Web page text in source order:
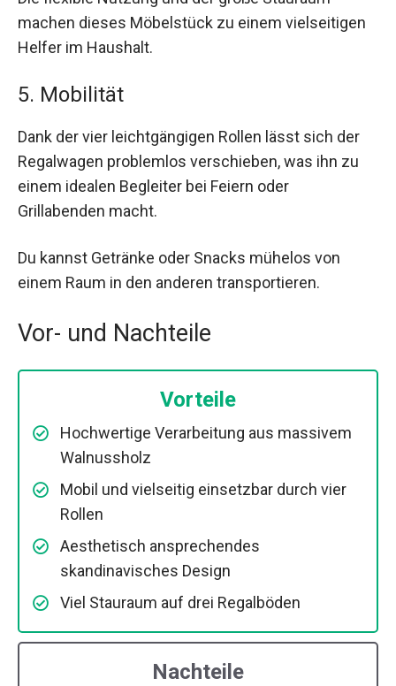
machen dieses Möbelstück zu einem vielseitigen
Helfer im Haushalt.
5. Mobilität
Dank der vier leichtgängigen Rollen lässt sich der
Regalwagen problemlos verschieben, was ihn zu
einem idealen Begleiter bei Feiern oder
Grillabenden macht.
Du kannst Getränke oder Snacks mühelos von
einem Raum in den anderen transportieren.
Vor- und Nachteile
Vorteile
Hochwertige Verarbeitung aus massivem
Walnussholz
Mobil und vielseitig einsetzbar durch vier
Rollen
Aesthetisch ansprechendes
skandinavisches Design
Viel Stauraum auf drei Regalböden
Nachteile